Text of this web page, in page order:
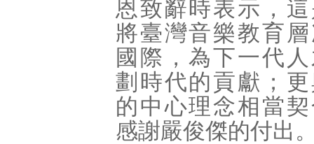
恩致辭時表示，
將臺灣音樂教育
國際，為下一代
劃時代的貢獻；
的中心理念相當
感謝嚴俊傑的付出